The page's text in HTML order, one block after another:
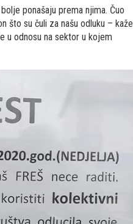
ponašaju prema njima. Čuo
što su čuli za našu odluku – kaže
u odnosu na sektor u kojem